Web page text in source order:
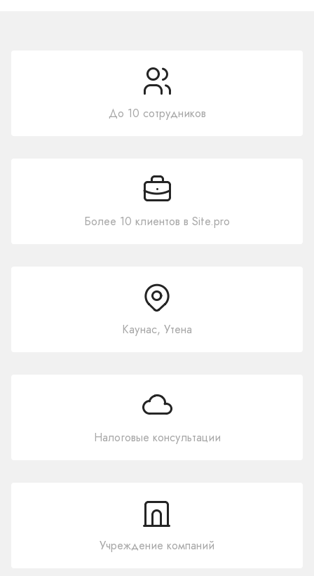
До 10 сотрудников
Более 10 клиентов в Site.pro
Каунас, Утена
Налоговые консультации
Учреждение компаний